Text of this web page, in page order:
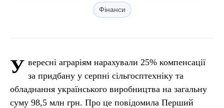
Фінанси
У вересні аграріям нарахували 25% компенсації
за придбану у серпні сільгосптехніку та
обладнання українського виробництва на загальну
суму 98,5 млн грн. Про це повідомила Перший